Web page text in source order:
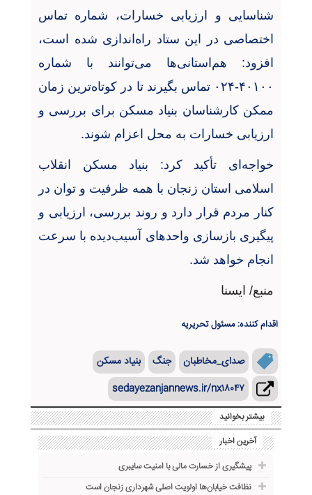
شناسایی و ارزیابی خسارات، شماره تماس
اختصاصی در این ستاد راه‌اندازی شده است،
افزود: هم‌استانی‌ها می‌توانند با شماره
۴۰۱۰۰-۰۲۴
تماس بگیرند تا در کوتاه‌ترین زمان
ممکن کارشناسان بنیاد مسکن برای بررسی و
ارزیابی خسارات به محل اعزام شوند.
خواجه‌ای تأکید کرد: بنیاد مسکن انقلاب
اسلامی استان زنجان با همه ظرفیت و توان در
کنار مردم قرار دارد و روند بررسی، ارزیابی و
پیگیری بازسازی واحدهای آسیب‌دیده با سرعت
انجام خواهد شد.
منبع/ ایسنا
اقدام کننده: مسئول تحریریه
صدای_مخاطبان جنگ
بنیاد مسکن
sedayezanjannews.ir/nx۱۸۰۴۷
بیشتر بخوانید
آخرین اخبار
پیشگیری از خسارت مالی با امنیت سایبری
نظافت خیابان‌ها اولویت اصلی شهرداری زنجان است